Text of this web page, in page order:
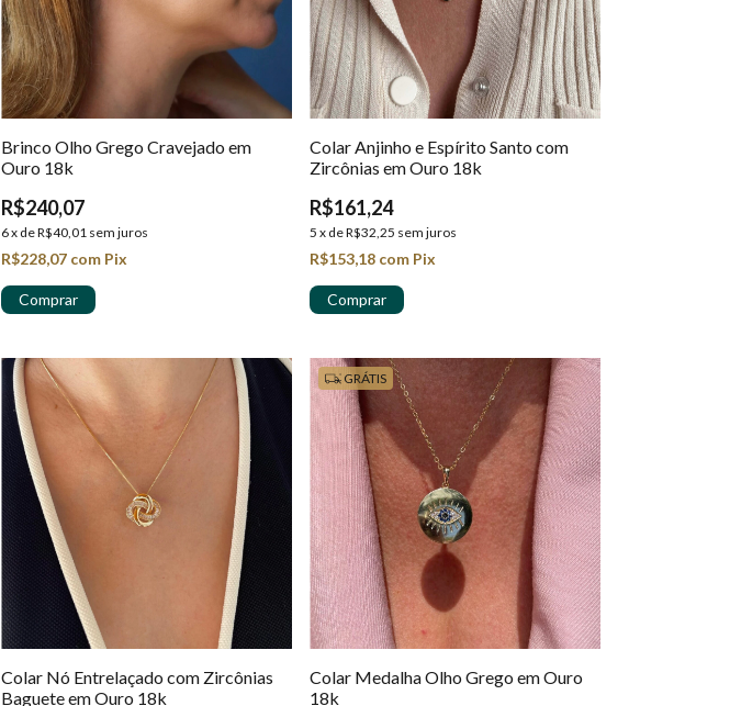
Brinco Olho Grego Cravejado em
Ouro 18k
R$240,07
6x deR$40,01 sem juros
R$228,07 com Pix
Colar Anjinho e Espírito Santo com
Zircônias em Ouro 18k
R$161,24
5 x deR$32,25 sem juros
R$153,18 com Pix
Colar Nó Entrelaçado com Zircônias
Baguete em Ouro 18k
GRÁTIS
Colar Medalha Olho Grego em Ouro
18k